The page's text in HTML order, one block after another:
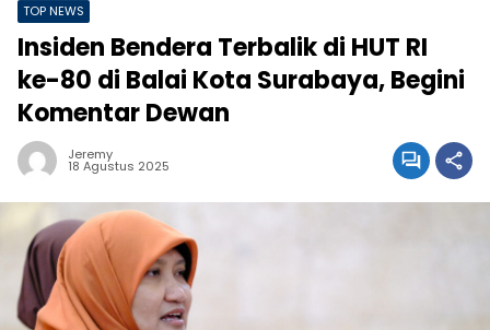
TOP NEWS
Insiden Bendera Terbalik di HUT RI
ke-80 di Balai Kota Surabaya, Begini
Komentar Dewan
Jeremy
18 Agustus 2025